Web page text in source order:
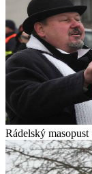
Rádelský masopust